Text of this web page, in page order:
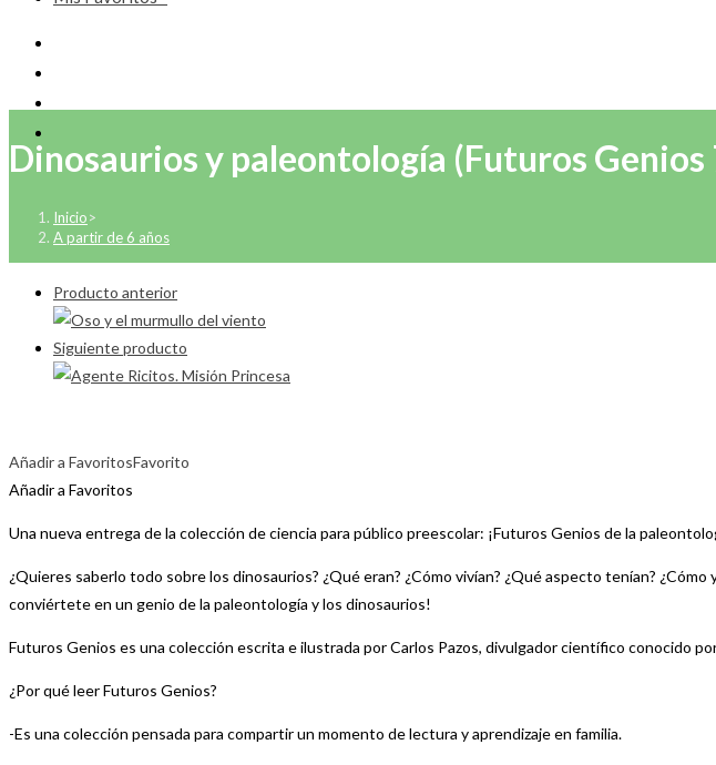
Dinosaurios y paleontología (Futuros Genios
Inicio>
A partir de 6 años
Producto anterior
Siguiente producto
Añadir a FavoritosFavorito
Añadir a Favoritos
Una nueva entrega de la colección de ciencia para público preescolar: ¡Futuros Genios de la
¿Quieres saberlo todo sobre los dinosaurios? ¿Qué eran? ¿Cómo vivían? ¿Qué aspecto tenían?
conviértete en un genio de la paleontología y los dinosaurios!
Futuros Genios es una colección escrita e ilustrada por Carlos Pazos, divulgador científico conocido
¿Por qué leer Futuros Genios?
-Es una colección pensada para compartir un momento de lectura y aprendizaje en familia.